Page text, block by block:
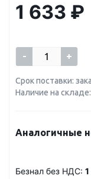
1 633 ₽
- +
Срок поставки:
Наличие на
Аналогичные
Безнал без НДС: